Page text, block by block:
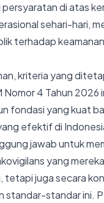
persyaratan di atas
sehari-hari,
terhadap
kriteria yang
4 Tahun 2026
fondasi yang kuat
efektif di
jawab untuk
yang
tetapi juga secara
standar-standar ini.